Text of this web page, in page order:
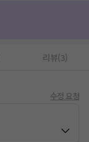
리뷰(3)
수정 요청